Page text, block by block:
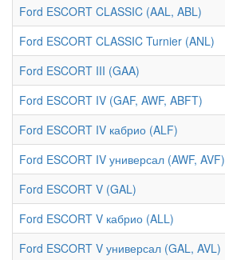
Ford ESCORT CLASSIC (AAL, ABL)
Ford ESCORT CLASSIC Turnier (ANL)
Ford ESCORT III (GAA)
Ford ESCORT IV (GAF, AWF, ABFT)
Ford ESCORT IV кабрио (ALF)
Ford ESCORT IV универсал (AWF, AVF)
Ford ESCORT V (GAL)
Ford ESCORT V кабрио (ALL)
Ford ESCORT V универсал (GAL, AVL)